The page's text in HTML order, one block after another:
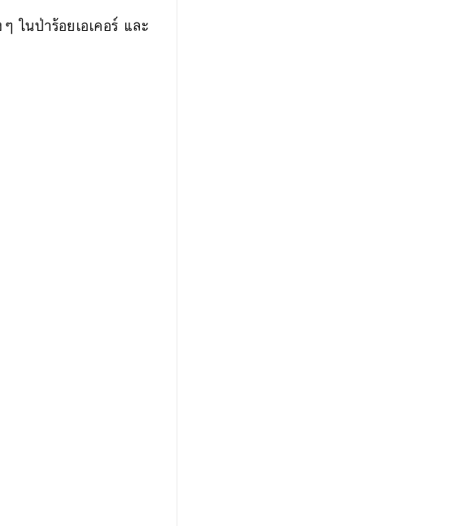
ในป่าร้อยเอเคอร์ และ